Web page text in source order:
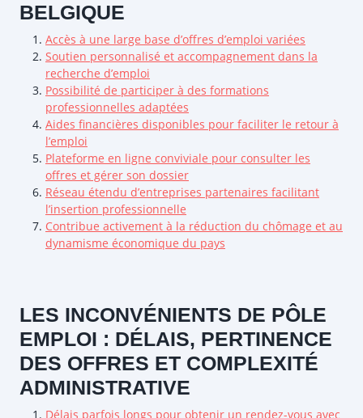
BELGIQUE
Accès à une large base d’offres d’emploi variées
Soutien personnalisé et accompagnement dans la
recherche d’emploi
Possibilité de participer à des formations
professionnelles adaptées
Aides financières disponibles pour faciliter le retour à
l’emploi
Plateforme en ligne conviviale pour consulter les
offres et gérer son dossier
Réseau étendu d’entreprises partenaires facilitant
l’insertion professionnelle
Contribue activement à la réduction du chômage et au
dynamisme économique du pays
LES INCONVÉNIENTS DE PÔLE
EMPLOI : DÉLAIS, PERTINENCE
DES OFFRES ET COMPLEXITÉ
ADMINISTRATIVE
Délais parfois longs pour obtenir un rendez-vous avec